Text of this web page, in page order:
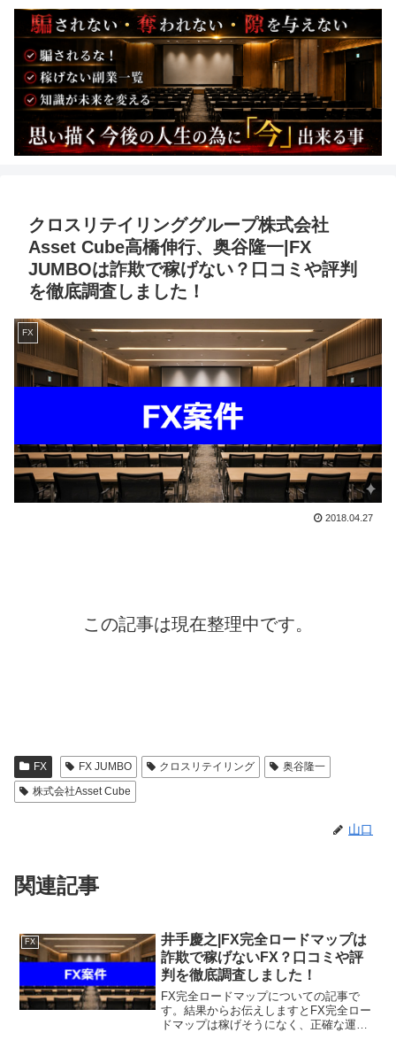
クロスリテイリンググループ株式会社
Asset Cube高橋伸行、奥谷隆一|FX
JUMBOは詐欺で稼げない？口コミや評判
を徹底調査しました！
FX
2018.04.27
この記事は現在整理中です。
FX FX JUMBO クロスリテイリング
奥谷隆一
株式会社Asset Cube
山口
関連記事
FX
井手慶之|FX完全ロードマップは
詐欺で稼げないFX？口コミや評
判を徹底調査しました！
FX完全ロードマップについての記事で
す。結果からお伝えしますとFX完全ロー
ドマップは稼げそうになく、正確な運営